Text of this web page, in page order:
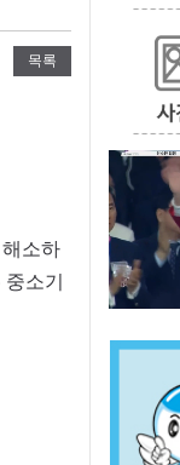
목록
소하
소기